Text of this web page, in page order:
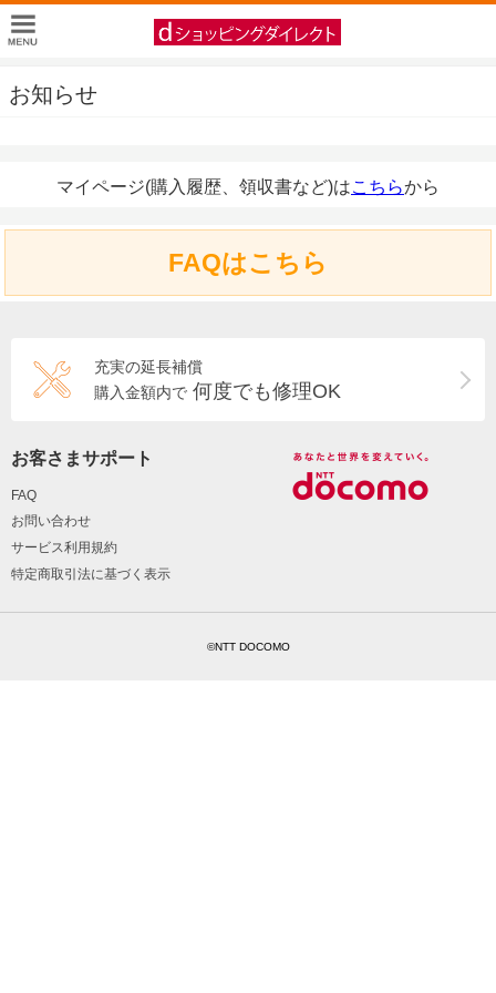
お知らせ
マイページ(購入履歴、領収書など)はこちらから
FAQはこちら
充実の延長補償
購入金額内で 何度でも修理OK
お客さまサポート
FAQ
お問い合わせ
サービス利用規約
特定商取引法に基づく表示
©NTT DOCOMO